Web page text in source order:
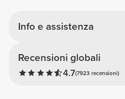
Info e assistenza
Recensioni globali
4.7(7923 recensioni)